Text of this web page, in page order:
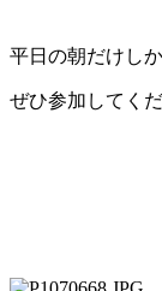
平日の朝だけし
ぜひ参加してく